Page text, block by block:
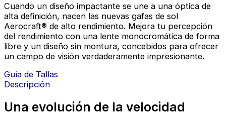
Cuando un diseño impactante se une a una óptica de
alta definición, nacen las nuevas gafas de sol
Aerocraft® de alto rendimiento. Mejora tu percepción
del rendimiento con una lente monocromática de forma
libre y un diseño sin montura, concebidos para ofrecer
un campo de visión verdaderamente impresionante.
Guía de Tallas
Descripción
Una evolución de la velocidad